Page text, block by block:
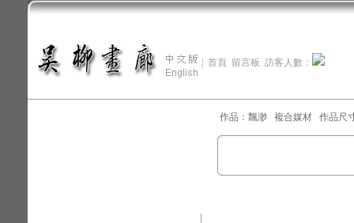
首頁 留言板 訪客人數：
作品：飄渺 複合媒材 作品尺